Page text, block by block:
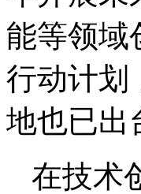
能等领域
行动计划
地也已出
在技术